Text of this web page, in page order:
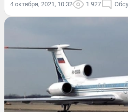
4 октября, 2021, 10:32 1 927